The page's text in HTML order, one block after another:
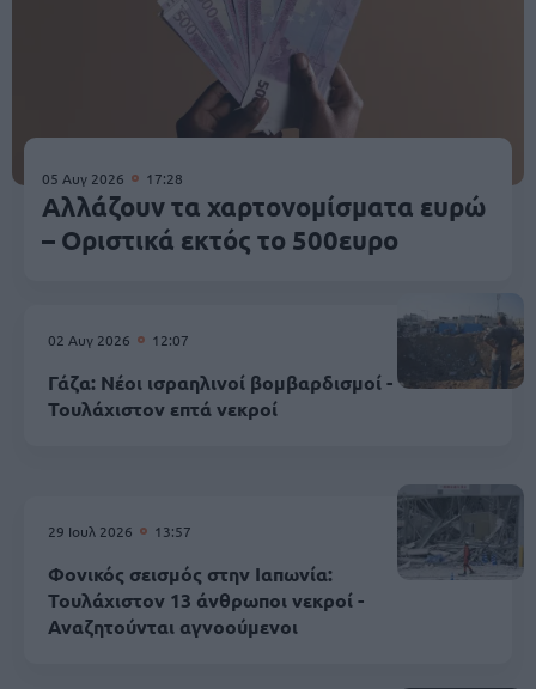
05 Αυγ 2026 17:28
Αλλάζουν τα χαρτονομίσματα ευρώ
– Οριστικά εκτός το 500ευρο
02 Αυγ 2026 12:07
Γάζα: Νέοι ισραηλινοί βομβαρδισμοί -
Τουλάχιστον επτά νεκροί
29 Ιουλ 2026 13:57
Φονικός σεισμός στην Ιαπωνία:
Τουλάχιστον 13 άνθρωποι νεκροί -
Αναζητούνται αγνοούμενοι